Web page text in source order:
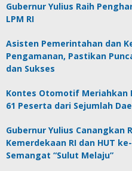
Gubernur Yulius Raih
LPM RI
Asisten Pemerintahan dan
Pengamanan, Pastikan
dan Sukses
Kontes Otomotif Meriahkan
61 Peserta dari Sejumlah
Gubernur Yulius Canangkan
Kemerdekaan RI dan HUT
Semangat “Sulut Melaju”